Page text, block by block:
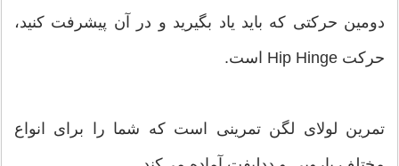
دومین حرکتی که باید یاد بگیرید و در آن پیشرفت کنید،
حرکت Hip Hinge است.
تمرین لولای لگن تمرینی است که شما را برای انواع